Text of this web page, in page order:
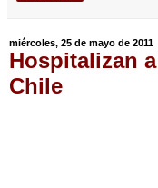
miércoles, 25 de mayo de 2011
Hospitalizan
Chile